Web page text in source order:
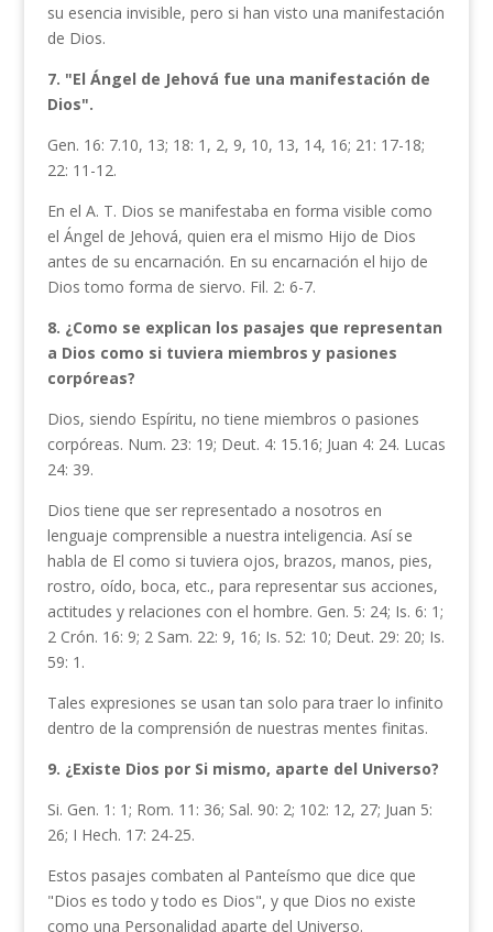
su esencia invisible, pero si han visto una manifestación
de Dios.
7. "El Ángel de Jehová fue una manifestación de
Dios".
Gen. 16: 7.10, 13; 18: 1, 2, 9, 10, 13, 14, 16; 21: 17-18;
22: 11-12.
En el A. T. Dios se manifestaba en forma visible como
el Ángel de Jehová, quien era el mismo Hijo de Dios
antes de su encarnación. En su encarnación el hijo de
Dios tomo forma de siervo. Fil. 2: 6-7.
8. ¿Como se explican los pasajes que representan
a Dios como si tuviera miembrosy pasiones
corpóreas?
Dios, siendo Espíritu, no tiene miembros o pasiones
corpóreas. Num. 23: 19; Deut. 4: 15.16; Juan 4: 24. Lucas
24: 39.
Dios tiene que ser representado a nosotros en
lenguaje comprensible a nuestra inteligencia. Así se
habla de El como si tuviera ojos, brazos, manos, pies,
rostro, oído, boca, etc., para representar sus acciones,
actitudes y relaciones con el hombre. Gen. 5: 24; Is. 6: 1;
2 Crón. 16: 9; 2 Sam. 22: 9, 16; Is. 52: 10; Deut. 29: 20; Is.
59: 1.
Tales expresiones se usan tan solo para traer lo infinito
dentro de la comprensión de nuestras mentes finitas.
9. ¿Existe Dios por Si mismo, aparte del Universo?
Si. Gen. 1: 1; Rom. 11: 36; Sal. 90: 2; 102: 12, 27; Juan 5:
26; I Hech. 17: 24-25.
Estos pasajes combaten al Panteísmo que dice que
"Dios es todo y to­do es Dios", y que Dios no existe
como una Personalidad aparte del Universo.